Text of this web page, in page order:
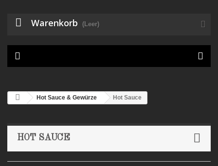
Warenkorb (Leer)

Hot Sauce & Gewürze Hot Sauce
HOT SAUCE